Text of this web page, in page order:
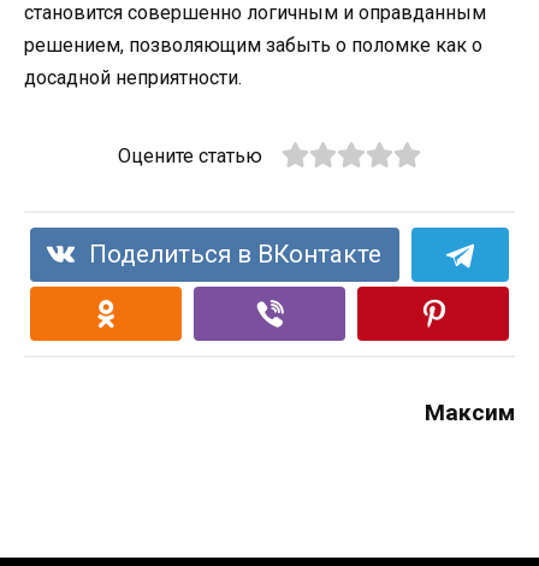
становится совершенно логичным и оправданным
решением, позволяющим забыть о поломке как о
досадной неприятности.
Оцените статью
Поделиться в ВКонтакте
Максим